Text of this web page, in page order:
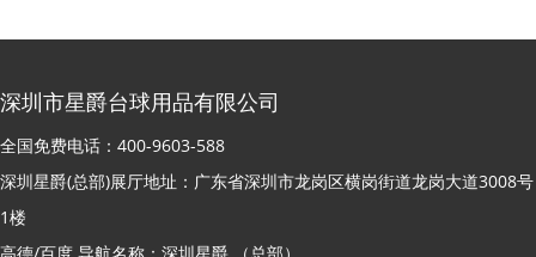
深圳市星爵台球用品有限公司
全国免费电话：400-9603-588
深圳星爵(总部)展厅地址：广东省深圳市龙岗区横岗街道龙岗大道3008号
1楼